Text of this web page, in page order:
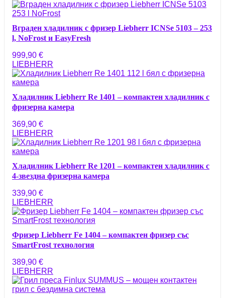
Вграден хладилник с фризер Liebherr ICNSe 5103 – 253
l, NoFrost и EasyFresh
999,90 €
LIEBHERR
Хладилник Liebherr Re 1401 – компактен хладилник с
фризерна камера
369,90 €
LIEBHERR
Хладилник Liebherr Re 1201 – компактен хладилник с
4-звездна фризерна камера
339,90 €
LIEBHERR
Фризер Liebherr Fe 1404 – компактен фризер със
SmartFrost технология
389,90 €
LIEBHERR